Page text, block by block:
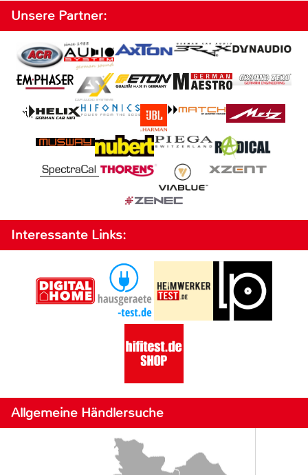
Unsere Partner:
Interessante Links:
Allgemeine Händlersuche